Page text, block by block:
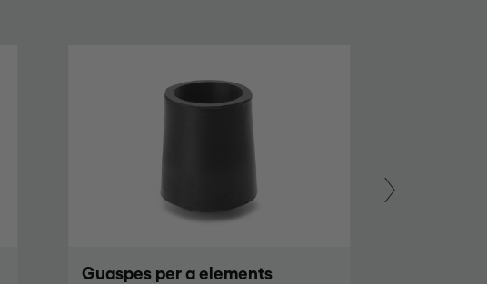
Guaspes interiors rectangulars